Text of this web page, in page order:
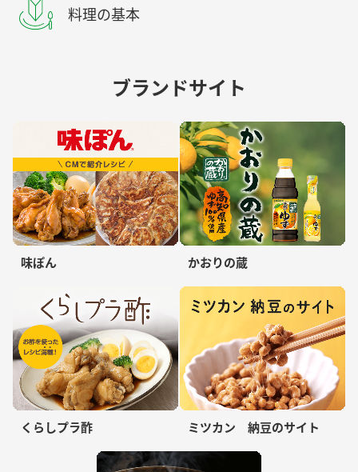
料理の基本
ブランドサイト
味ぽん かおりの蔵
くらしプラ酢 ミツカン 納豆のサイト